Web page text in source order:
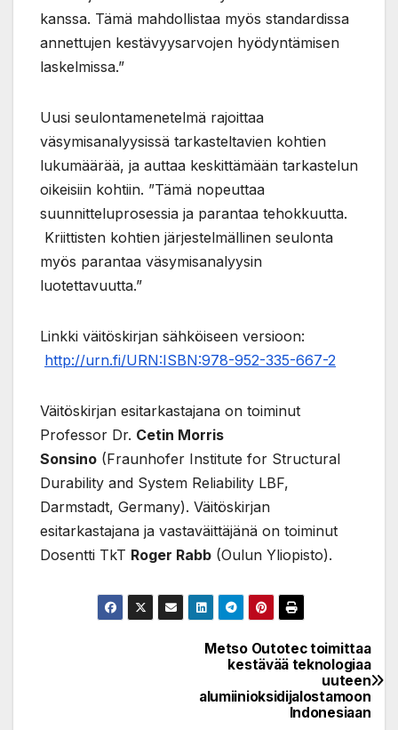
kanssa. Tämä mahdollistaa myös standardissa
annettujen kestävyysarvojen hyödyntämisen
laskelmissa.”
Uusi seulontamenetelmä rajoittaa
väsymisanalyysissä tarkasteltavien kohtien
lukumäärää, ja auttaa keskittämään tarkastelun
oikeisiin kohtiin. ”Tämä nopeuttaa
suunnitteluprosessia ja parantaa tehokkuutta.
Kriittisten kohtien järjestelmällinen seulonta
myös parantaa väsymisanalyysin
luotettavuutta.”
Linkki väitöskirjan sähköiseen versioon:
http://urn.fi/URN:ISBN:978-952-335-667-2
Väitöskirjan esitarkastajana on toiminut
Professor Dr. Cetin Morris
Sonsino (Fraunhofer Institute for Structural
Durability and System Reliability LBF,
Darmstadt, Germany). Väitöskirjan
esitarkastajana ja vastaväittäjänä on toiminut
Dosentti TkT Roger Rabb (Oulun Yliopisto).
Metso Outotec toimittaa
kestävää teknologiaa
uuteen
alumiinioksidijalostamoon
Indonesiaan